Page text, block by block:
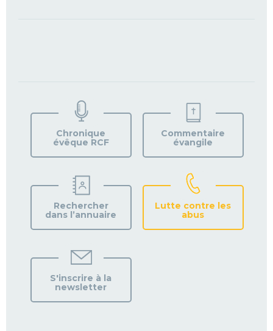
VOTRE
PAROISSE
Chronique
évêque RCF
Commentaire
évangile
Rechercher
dans l’annuaire
Lutte contre les
abus
S'inscrire à la
newsletter